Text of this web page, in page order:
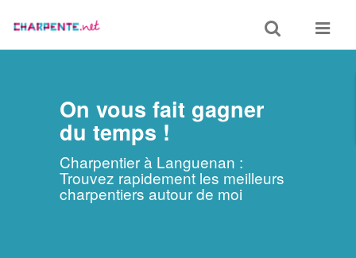
Toggle
search
Toggle
On vous fait gagner
du temps !
Charpentier à Languenan :
Trouvez rapidement les meilleurs
charpentiers autour de moi